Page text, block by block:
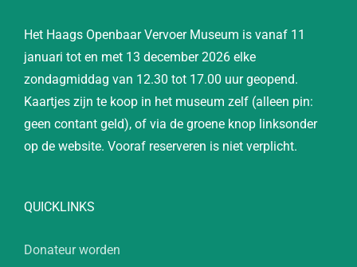
Het Haags Openbaar Vervoer Museum is vanaf 11
januari tot en met 13 december 2026 elke
zondagmiddag van 12.30 tot 17.00 uur geopend.
Kaartjes zijn te koop in het museum zelf (alleen pin:
geen contant geld), of via de groene knop linksonder
op de website. Vooraf reserveren is niet verplicht.
QUICKLINKS
Donateur worden